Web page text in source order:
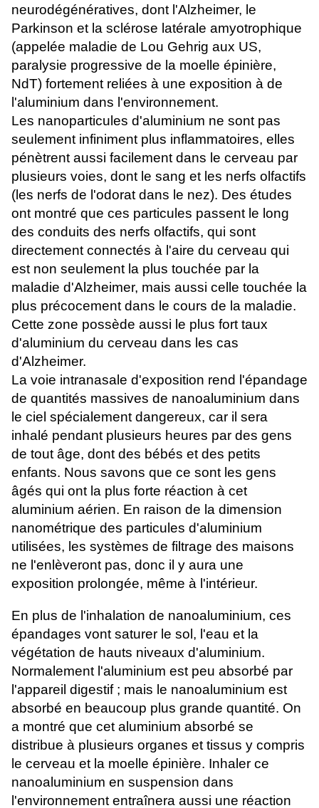
neurodégénératives, dont l'Alzheimer, le
Parkinson et la sclérose latérale amyotrophique
(appelée maladie de Lou Gehrig aux US,
paralysie progressive de la moelle épinière,
NdT) fortement reliées à une exposition à de
l'aluminium dans l'environnement.
Les nanoparticules d'aluminium ne sont pas
seulement infiniment plus inflammatoires, elles
pénètrent aussi facilement dans le cerveau par
plusieurs voies, dont le sang et les nerfs olfactifs
(les nerfs de l'odorat dans le nez). Des études
ont montré que ces particules passent le long
des conduits des nerfs olfactifs, qui sont
directement connectés à l'aire du cerveau qui
est non seulement la plus touchée par la
maladie d'Alzheimer, mais aussi celle touchée la
plus précocement dans le cours de la maladie.
Cette zone possède aussi le plus fort taux
d'aluminium du cerveau dans les cas
d'Alzheimer.
La voie intranasale d'exposition rend l'épandage
de quantités massives de nanoaluminium dans
le ciel spécialement dangereux, car il sera
inhalé pendant plusieurs heures par des gens
de tout âge, dont des bébés et des petits
enfants. Nous savons que ce sont les gens
âgés qui ont la plus forte réaction à cet
aluminium aérien. En raison de la dimension
nanométrique des particules d'aluminium
utilisées, les systèmes de filtrage des maisons
ne l'enlèveront pas, donc il y aura une
exposition prolongée, même à l'intérieur.
En plus de l'inhalation de nanoaluminium, ces
épandages vont saturer le sol, l'eau et la
végétation de hauts niveaux d'aluminium.
Normalement l'aluminium est peu absorbé par
l'appareil digestif ; mais le nanoaluminium est
absorbé en beaucoup plus grande quantité. On
a montré que cet aluminium absorbé se
distribue à plusieurs organes et tissus y compris
le cerveau et la moelle épinière. Inhaler ce
nanoaluminium en suspension dans
l'environnement entraînera aussi une réaction